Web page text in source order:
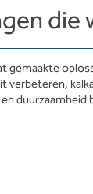
die
gemaakte
verbeteren,
duurzaamheid